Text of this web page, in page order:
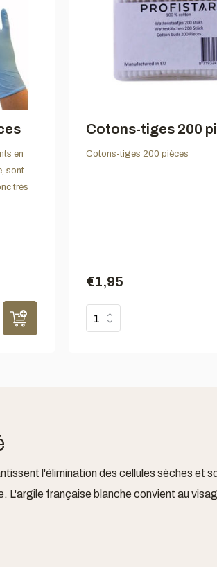
en
sont
très
Cotons-tiges 200
Cotons-tiges 200 pièces
€1,95
l'élimination des cellules sèches et
L'argile française blanche convient au